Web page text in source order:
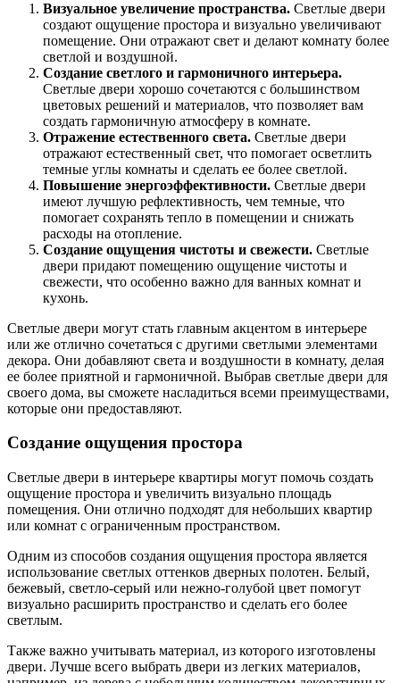
Визуальное увеличение пространства. Светлые двери
создают ощущение простора и визуально увеличивают
помещение. Они отражают свет и делают комнату более
светлой и воздушной.
Создание светлого и гармоничного интерьера.
Светлые двери хорошо сочетаются с большинством
цветовых решений и материалов, что позволяет вам
создать гармоничную атмосферу в комнате.
Отражение естественного света. Светлые двери
отражают естественный свет, что помогает осветлить
темные углы комнаты и сделать ее более светлой.
Повышение энергоэффективности. Светлые двери
имеют лучшую рефлективность, чем темные, что
помогает сохранять тепло в помещении и снижать
расходы на отопление.
Создание ощущения чистоты и свежести. Светлые
двери придают помещению ощущение чистоты и
свежести, что особенно важно для ванных комнат и
кухонь.
Светлые двери могут стать главным акцентом в интерьере
или же отлично сочетаться с другими светлыми элементами
декора. Они добавляют света и воздушности в комнату, делая
ее более приятной и гармоничной. Выбрав светлые двери для
своего дома, вы сможете насладиться всеми преимуществами,
которые они предоставляют.
Создание ощущения простора
Светлые двери в интерьере квартиры могут помочь создать
ощущение простора и увеличить визуально площадь
помещения. Они отлично подходят для небольших квартир
или комнат с ограниченным пространством.
Одним из способов создания ощущения простора является
использование светлых оттенков дверных полотен. Белый,
бежевый, светло-серый или нежно-голубой цвет помогут
визуально расширить пространство и сделать его более
светлым.
Также важно учитывать материал, из которого изготовлены
двери. Лучше всего выбрать двери из легких материалов,